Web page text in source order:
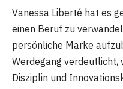
Vanessa Liberté hat es
einen Beruf zu
persönliche Marke
Werdegang verdeutlicht,
Disziplin und